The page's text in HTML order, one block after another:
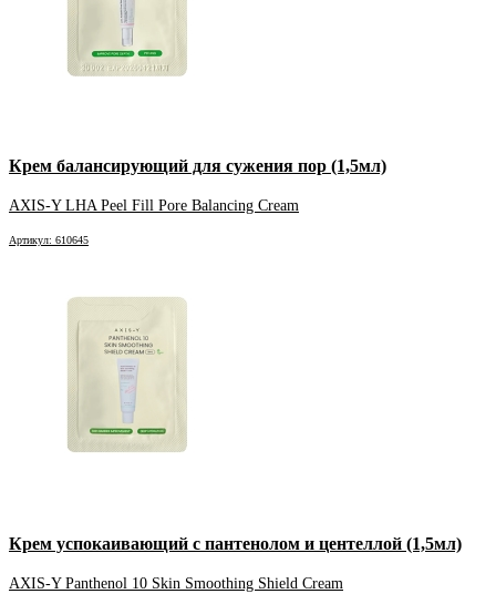
Крем балансирующий для сужения пор (1,5мл)
AXIS-Y LHA Peel Fill Pore Balancing Cream
Артикул: 610645
Крем успокаивающий с пантенолом и центеллой (1,5мл)
AXIS-Y Panthenol 10 Skin Smoothing Shield Cream